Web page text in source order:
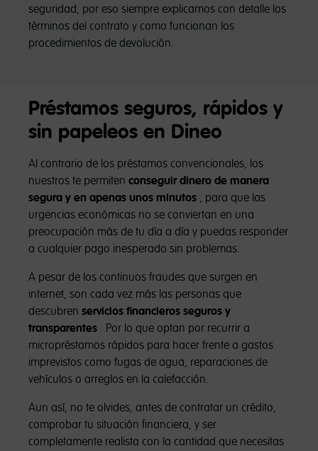
seguridad, por eso siempre explicamos con detalle los
términos del contrato y como funcionan los
procedimientos de devolución.
Préstamos seguros, rápidos y
sin papeleos en Dineo
Al contrario de los préstamos convencionales, los
nuestros te permiten conseguir dinero de manera
segura y en apenas unos minutos , para que las
urgencias económicas no se conviertan en una
preocupación más de tu día a día y puedas responder
a cualquier pago inesperado sin problemas.
A pesar de los continuos fraudes que surgen en
internet, son cada vez más las personas que
descubren servicios financieros seguros y
transparentes . Por lo que optan por recurrir a
micropréstamos rápidos para hacer frente a gastos
imprevistos como fugas de agua, reparaciones de
vehículos o arreglos en la calefacción.
Aun así, no te olvides, antes de contratar un crédito,
comprobar tu situación financiera, y ser
completamente realista con la cantidad que necesitas